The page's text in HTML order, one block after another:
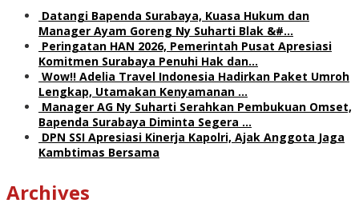
Datangi Bapenda Surabaya, Kuasa Hukum dan
Manager Ayam Goreng Ny Suharti Blak &#…
Peringatan HAN 2026, Pemerintah Pusat Apresiasi
Komitmen Surabaya Penuhi Hak dan…
Wow!! Adelia Travel Indonesia Hadirkan Paket Umroh
Lengkap, Utamakan Kenyamanan …
Manager AG Ny Suharti Serahkan Pembukuan Omset,
Bapenda Surabaya Diminta Segera …
DPN SSI Apresiasi Kinerja Kapolri, Ajak Anggota Jaga
Kambtimas Bersama
Archives